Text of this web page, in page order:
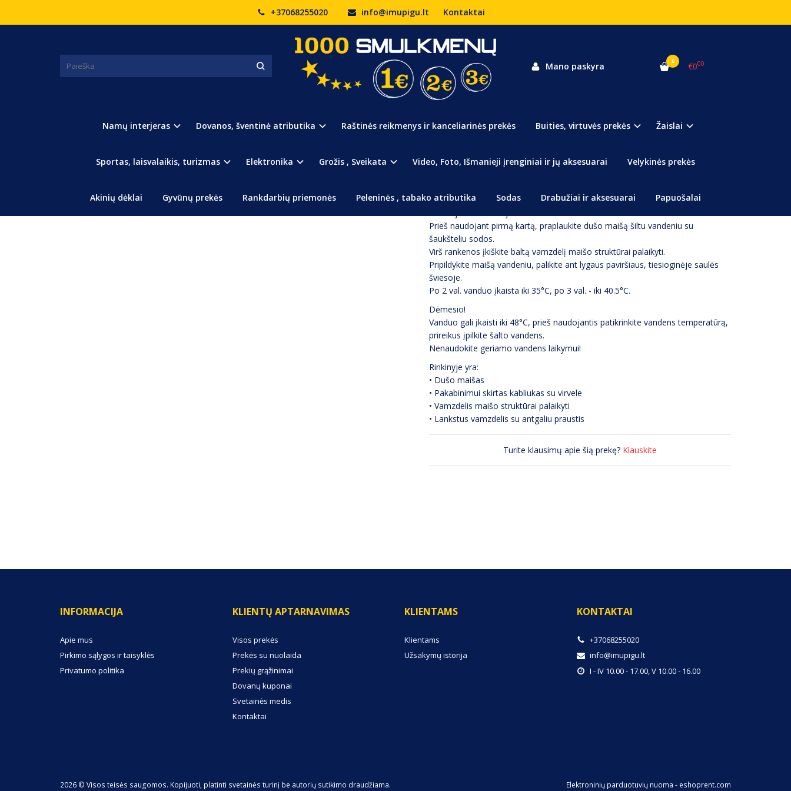
+37068255020 info@imupigu.lt Kontaktai
Mano paskyra 0 €000
Namų interjeras Dovanos, šventinė atributika Raštinės reikmenys ir kanceliarinės prekės Buities, virtuvės prekės Žaislai
Sportas, laisvalaikis, turizmas Elektronika Grožis , Sveikata Video, Foto, Išmanieji įrenginiai ir jų aksesuarai Velykinės prekės
Akinių dėklai Gyvūnų prekės Rankdarbių priemonės Peleninės , tabako atributika Sodas Drabužiai ir aksesuarai Papuošalai
Pagrindinis Sportas, laisvalaikis, turizmas Stovyklavimo dušas
STOVYKLAVIMO DUŠAS
Prekės kodas:
vandens. Maišo medžiaga kokybiška, atspari nusidėvėjimui ir nekenksminga
Prieš naudojant pirmą kartą, praplaukite dušo maišą šiltu vandeniu su
šaukšteliu sodos.
Virš rankenos įkiškite baltą vamzdelį maišo struktūrai palaikyti.
Pripildykite maišą vandeniu, palikite ant lygaus paviršiaus, tiesioginėje saulės
šviesoje.
Po 2 val. vanduo įkaista iki 35°C, po 3 val. - iki 40.5°C.
Dėmesio!
Vanduo gali įkaisti iki 48°C, prieš naudojantis patikrinkite vandens temperatūrą,
prireikus įpilkite šalto vandens.
Nenaudokite geriamo vandens laikymui!
Rinkinyje yra:
• Dušo maišas
• Pakabinimui skirtas kabliukas su virvele
• Vamzdelis maišo struktūrai palaikyti
• Lankstus vamzdelis su antgaliu praustis
Turite klausimų apie šią prekę? Klauskite
INFORMACIJA
Apie mus
Pirkimo sąlygos ir taisyklės
Privatumo politika
KLIENTŲ APTARNAVIMAS
Visos prekės
Prekės su nuolaida
Prekių grąžinimai
Dovanų kuponai
Svetainės medis
Kontaktai
KLIENTAMS
Klientams
Užsakymų istorija
KONTAKTAI
+37068255020
info@imupigu.lt
I - IV 10.00 - 17.00, V 10.00 - 16.00
2026 © Visos teisės saugomos. Kopijuoti, platinti svetainės turinį be autorių sutikimo draudžiama. Elektroninių parduotuvių nuoma - eshoprent.com